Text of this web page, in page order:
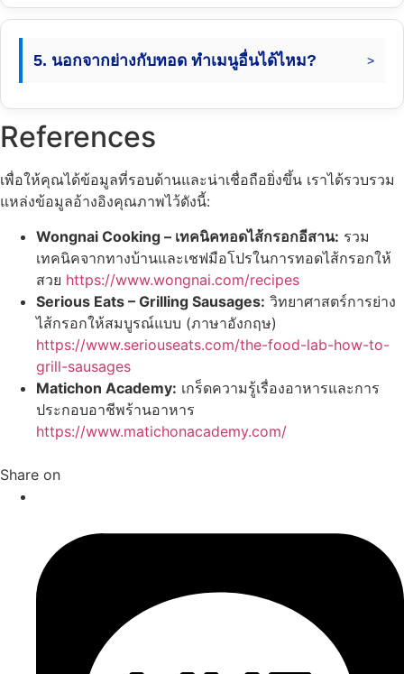
5. นอกจากย่างกับทอด ทำเมนูอื่นได้ไหม?
References
เพื่อให้คุณได้ข้อมูลที่รอบด้านและน่าเชื่อถือยิ่งขึ้น เราได้รวบรวม
แหล่งข้อมูลอ้างอิงคุณภาพไว้ดังนี้:
Wongnai Cooking – เทคนิคทอดไส้กรอกอีสาน: รวม
เทคนิคจากทางบ้านและเชฟมือโปรในการทอดไส้กรอกให้
สวย https://www.wongnai.com/recipes
Serious Eats – Grilling Sausages: วิทยาศาสตร์การย่าง
ไส้กรอกให้สมบูรณ์แบบ (ภาษาอังกฤษ)
https://www.seriouseats.com/the-food-lab-how-to-
grill-sausages
Matichon Academy: เกร็ดความรู้เรื่องอาหารและการ
ประกอบอาชีพร้านอาหาร
https://www.matichonacademy.com/
Share on